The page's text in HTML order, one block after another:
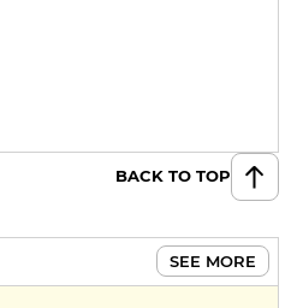
BACK TO TOP
SEE MORE